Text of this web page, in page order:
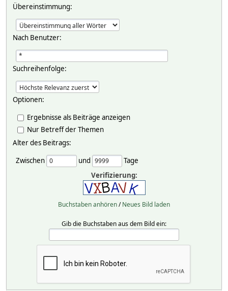
Übereinstimmung:
Nach Benutzer:
Suchreihenfolge:
Optionen:
Ergebnisse als Beiträge anzeigen
Nur Betreff der Themen
Alter des Beitrags:
Zwischen
und
Tage
Verifizierung:
Buchstaben anhören/Neues Bild laden
Gib die Buchstaben aus dem Bild ein: